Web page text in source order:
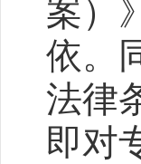
案）
依。
法律
即对